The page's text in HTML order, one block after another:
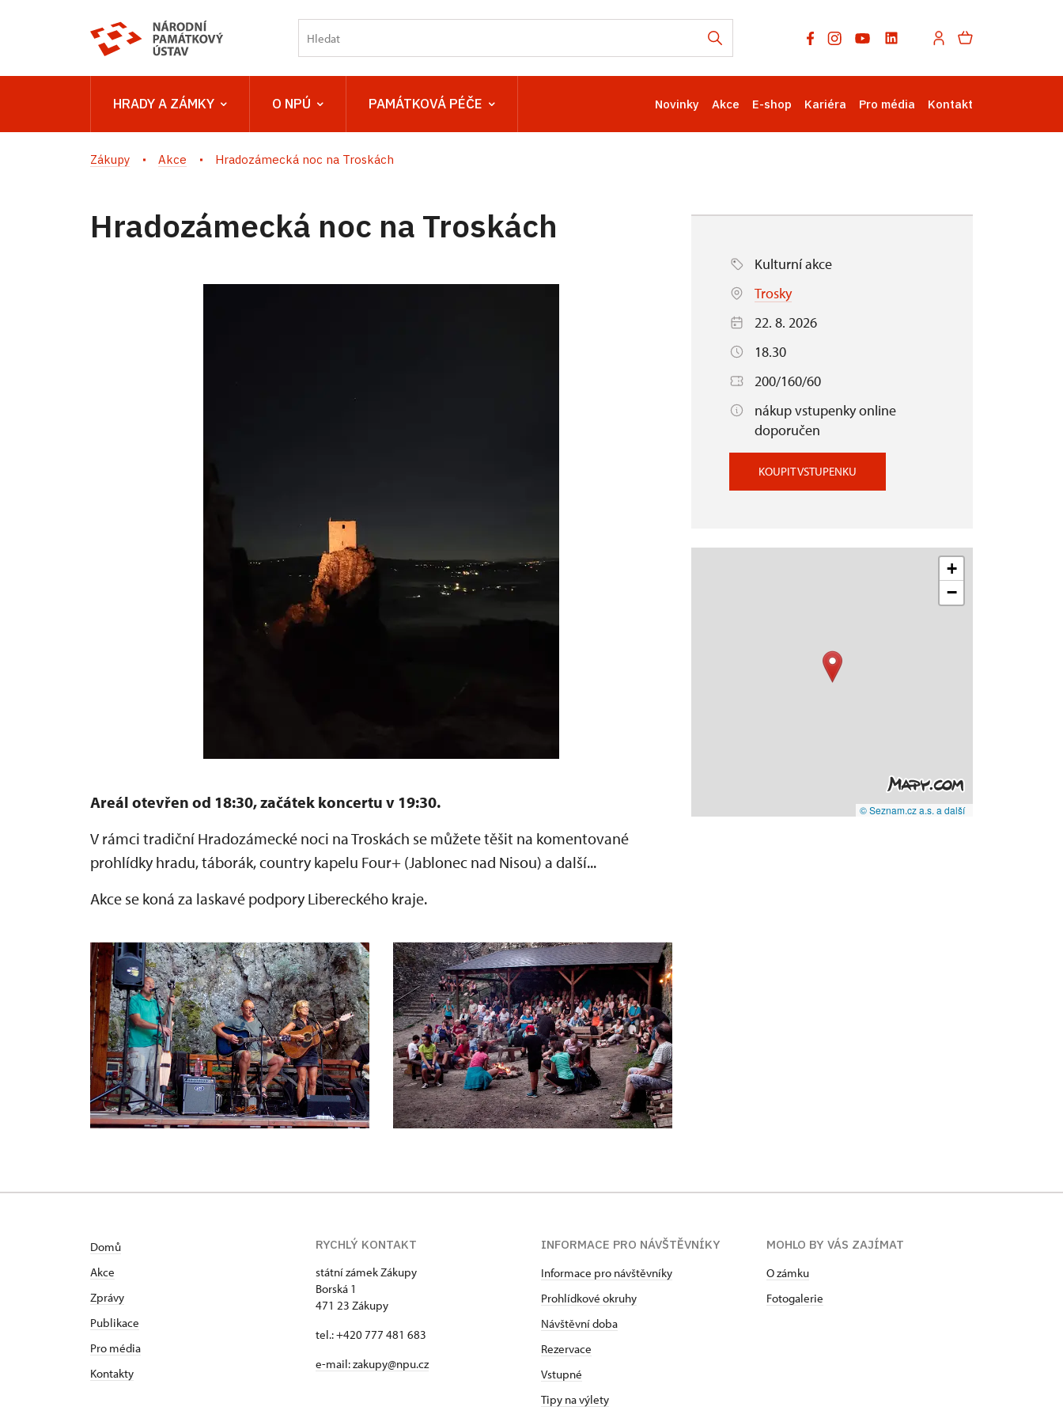
HRADY A ZÁMKY O NPÚ PAMÁTKOVÁ PÉČE Novinky Akce E-shop Kariéra Pro média Kontakt
Zákupy Akce Hradozámecká noc na Troskách
Hradozámecká noc na Troskách
Areál otevřen od 18:30, začátek koncertu v 19:30.
V rámci tradiční Hradozámecké noci na Troskách se můžete těšit na komentované
prohlídky hradu, táborák, country kapelu Four+ (Jablonec nad Nisou) a další...
Akce se koná za laskavé podpory Libereckého kraje.
Kulturní akce
Trosky
22. 8. 2026
18.30
200/160/60
nákup vstupenky online
doporučen
KOUPIT VSTUPENKU
+
−
© Seznam.cz a.s. a další
Domů
Akce
Zprávy
Publikace
Pro média
Kontakty
RYCHLÝ KONTAKT
státní zámek Zákupy
Borská 1
471 23 Zákupy
tel.: +420 777 481 683
e-mail: zakupy@npu.cz
INFORMACE PRO NÁVŠTĚVNÍKY
Informace pro návštěvníky
Prohlídkové okruhy
Návštěvní doba
Rezervace
Vstupné
Tipy na výlety
MOHLO BY VÁS ZAJÍMAT
O zámku
Fotogalerie